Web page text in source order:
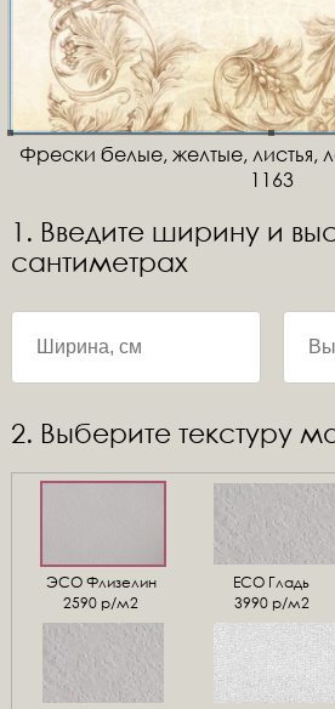
Фрески белые, желтые, листья,
1163
1. Введите ширину и
сантиметрах
2. Выберите текстуру
ЭСО Флизелин
2590 р/м2
ЕСО Гладь
3990 р/м2